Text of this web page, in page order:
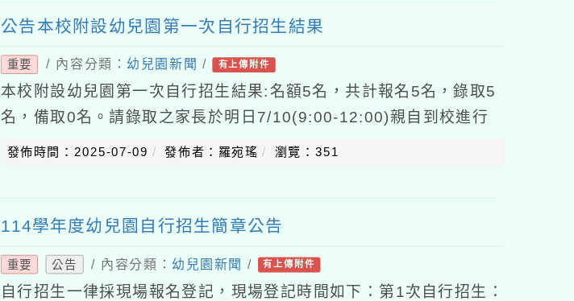
公告本校附設幼兒園第一次自行招生結果
重要 / 內容分類： 幼兒園新聞 / 有上傳附件
本校附設幼兒園第一次自行招生結果:名額5名，共計報名5名，錄取5
名，備取0名。請錄取之家長於明日7/10(9:00-12:00)親自到校進行
報到喔!
發佈時間：2025-07-09 發佈者：羅宛瑤 瀏覽：351
114學年度幼兒園自行招生簡章公告
重要 公告 / 內容分類： 幼兒園新聞 / 有上傳附件
自行招生一律採現場報名登記，現場登記時間如下：第1次自行招生：